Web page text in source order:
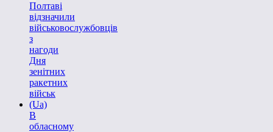
Полтаві
відзначили
військовослужбовців
з
нагоди
Дня
зенітних
ракетних
військ
(Ua)
В
обласному